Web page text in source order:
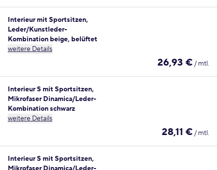
Interieur mit Sportsitzen,
Leder/Kunstleder-
Kombination beige, belüftet
weitere Details
26,93 € / mtl.
Interieur S mit Sportsitzen,
Mikrofaser Dinamica/Leder-
Kombination schwarz
weitere Details
28,11 € / mtl.
Interieur S mit Sportsitzen,